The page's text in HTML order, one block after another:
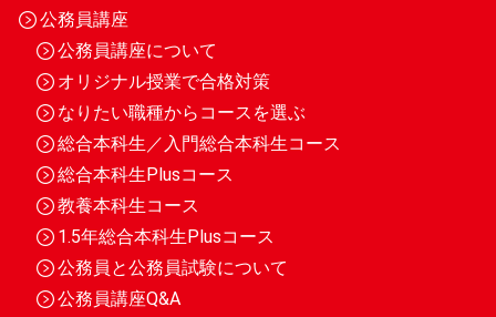
公務員講座
公務員講座について
オリジナル授業で合格対策
なりたい職種からコースを選ぶ
総合本科生／入門総合本科生コース
総合本科生Plusコース
教養本科生コース
1.5年総合本科生Plusコース
公務員と公務員試験について
公務員講座Q&A